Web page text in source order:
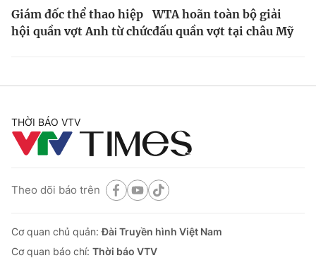
Giám đốc thể thao hiệp
hội quần vợt Anh từ chức
WTA hoãn toàn bộ giải
đấu quần vợt tại châu Mỹ
THỜI BÁO VTV
Theo dõi báo trên
Cơ quan chủ quản:Đài Truyền hình Việt Nam
Cơ quan báo chí: Thời báo VTV